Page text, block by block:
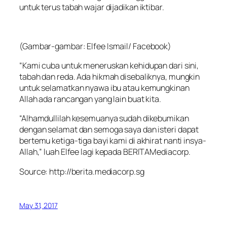
untuk terus tabah wajar dijadikan iktibar.
(Gambar-gambar: Elfee Ismail/ Facebook)
“Kami cuba untuk meneruskan kehidupan dari sini,
tabah dan reda. Ada hikmah disebaliknya, mungkin
untuk selamatkan nyawa ibu atau kemungkinan
Allah ada rancangan yang lain buat kita.
“Alhamdullilah kesemuanya sudah dikebumikan
dengan selamat dan semoga saya dan isteri dapat
bertemu ketiga-tiga bayi kami di akhirat nanti insya-
Allah,” luah Elfee lagi kepada BERITAMediacorp.
Source: http://berita.mediacorp.sg
May 31, 2017